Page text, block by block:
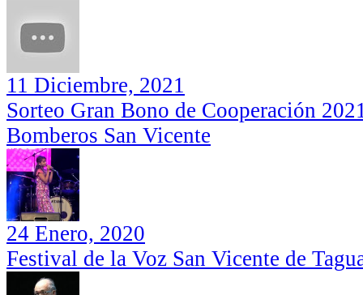
libre (2021)
11 Diciembre, 2021
Sorteo Gran Bono de Cooperación
Bomberos San Vicente
24 Enero, 2020
Festival de la Voz San Vicente de